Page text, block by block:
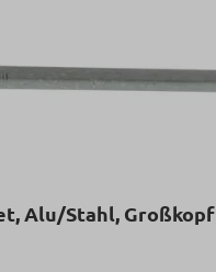
Alu/Stahl, Großkopf